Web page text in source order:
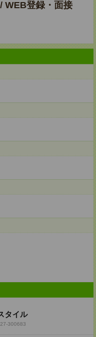
WEB登録・面接
タイル
300683